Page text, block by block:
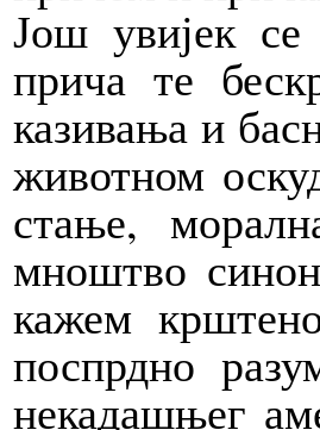
Још увијек
прича те
казивања и
животном
стање,
мноштво
кажем
поспрдно
некадашњег